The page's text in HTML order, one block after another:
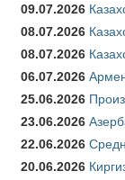
09.07.2026
08.07.2026
08.07.2026
06.07.2026
25.06.2026
23.06.2026
22.06.2026
20.06.2026